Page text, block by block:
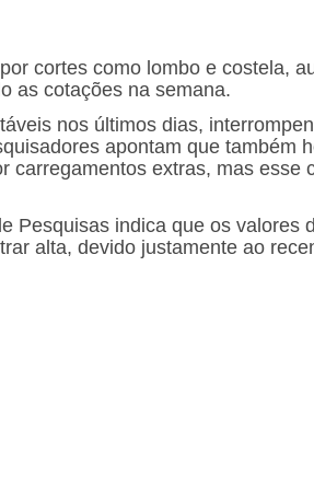
cortes como lombo e costela,
as cotações na semana.
nos últimos dias,
apontam que também
carregamentos extras, mas esse
Pesquisas indica que os valores
alta, devido justamente ao